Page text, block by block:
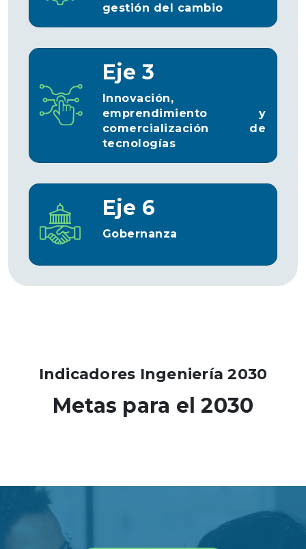
gestión del cambio
Eje 3
Innovación,
emprendimiento y
comercialización de
tecnologías
Eje 6
Gobernanza
Indicadores Ingeniería 2030
Metas para el 2030